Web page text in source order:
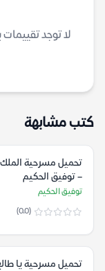
لا توجد
كتب مشابهة
تحميل مسرحية
– توفيق الحكيم
توفيق الحكيم
(0.0)
تحميل مسرحية يا